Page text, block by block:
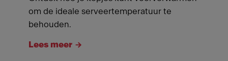
om de ideale serveertemperatuur te
behouden.
Lees meer